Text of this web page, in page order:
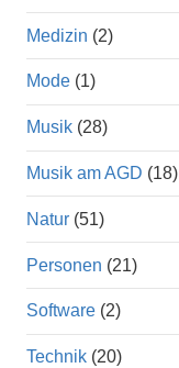
Medizin (2)
Mode (1)
Musik (28)
Musik am AGD (18)
Natur (51)
Personen (21)
Software (2)
Technik (20)